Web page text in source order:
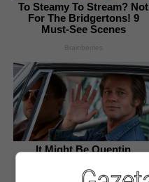
To Steamy To Stream? Not
For The Bridgertons! 9
Must-See Scenes
Brainberries
It Might Be Quentin
Brainberries